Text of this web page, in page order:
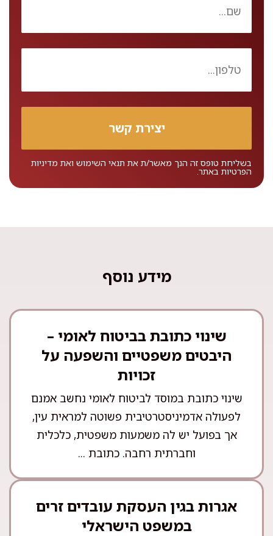
בשליחת טופס זה הנך מאשר/ת את תנאי השימוש ואת מדיניות
הפרטיות באתר.
מידע נוסף
שינוי כתובת בביטוח לאומי –
היבטים משפטיים והשפעה על
זכויות
שינוי כתובת במוסד לביטוח לאומי נחשב אמנם
לפעולה אדמיניסטרטיבית פשוטה למראית עין,
אך בפועל יש לה משמעות משפטית, כלכלית
וחברתית רחבה. כתובת ...
אגרות בגין העסקת עובדים זרים
במשפט הישראלי